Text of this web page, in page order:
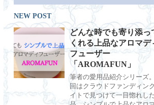
NEW POST
どんな時でも寄り添っ
くれる上品なアロマデ
フューザー
「AROMAFUN」
筆者の愛用品紹介シリーズ
回はクラウドファンディン
イトで見つけて一目惚れし